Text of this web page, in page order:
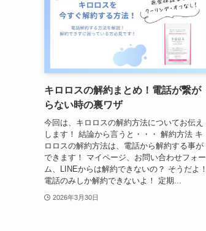
キロロスの解約まとめ！電話が繋が
らない時の裏ワザ
今回は、キロロスの解約方法についてお伝え
します！ 結論から言うと・・・ 解約方法 キ
ロロスの解約方法は、電話から解約する事が
できます！ マイページ、お問い合わせフォー
ム、LINEからは解約できないの？ そうだよ！
電話のみしか解約できないよ！ 定期...
2026年3月30日